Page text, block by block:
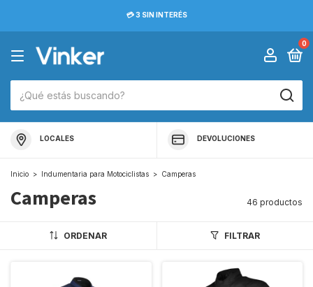
💳 3 SIN INTERÉS
0
LOCALES DEVOLUCIONES
Inicio > Indumentaria para Motociclistas > Camperas
Camperas 46 productos
ORDENAR FILTRAR